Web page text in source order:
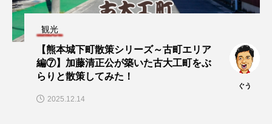
観光
【熊本城下町散策シリーズ～古町エリア
編⑦】加藤清正公が築いた古大工町をぶ
らりと散策してみた！
ぐう
2025.12.14